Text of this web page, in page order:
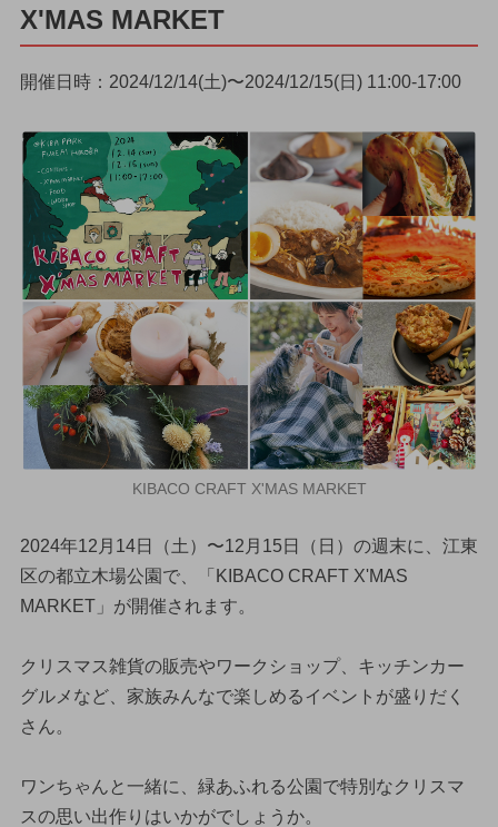
X'MAS MARKET
開催日時：2024/12/14(土)〜2024/12/15(日) 11:00-17:00
KIBACO CRAFT X'MAS MARKET
2024年12月14日（土）〜12月15日（日）の週末に、江東
区の都立木場公園で、「KIBACO CRAFT X'MAS
MARKET」が開催されます。
クリスマス雑貨の販売やワークショップ、キッチンカー
グルメなど、家族みんなで楽しめるイベントが盛りだく
さん。
ワンちゃんと一緒に、緑あふれる公園で特別なクリスマ
スの思い出作りはいかがでしょうか。